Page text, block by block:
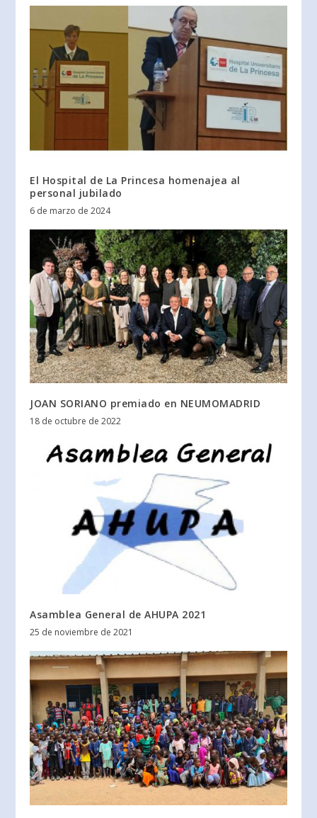
El Hospital de La Princesa homenajea al
personal jubilado
6 de marzo de 2024
JOAN SORIANO premiado en NEUMOMADRID
18 de octubre de 2022
Asamblea General de AHUPA 2021
25 de noviembre de 2021